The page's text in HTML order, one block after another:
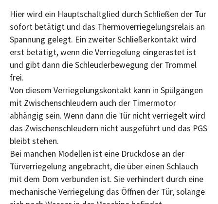
Hier wird ein Hauptschaltglied durch Schließen der Tür
sofort betätigt und das Thermoverriegelungsrelais an
Spannung gelegt. Ein zweiter Schließerkontakt wird
erst betätigt, wenn die Verriegelung eingerastet ist
und gibt dann die Schleuderbewegung der Trommel
frei.
Von diesem Verriegelungskontakt kann in Spülgängen
mit Zwischenschleudern auch der Timermotor
abhängig sein. Wenn dann die Tür nicht verriegelt wird
das Zwischenschleudern nicht ausgeführt und das PGS
bleibt stehen.
Bei manchen Modellen ist eine Druckdose an der
Türverriegelung angebracht, die über einen Schlauch
mit dem Dom verbunden ist. Sie verhindert durch eine
mechanische Verriegelung das Öffnen der Tür, solange